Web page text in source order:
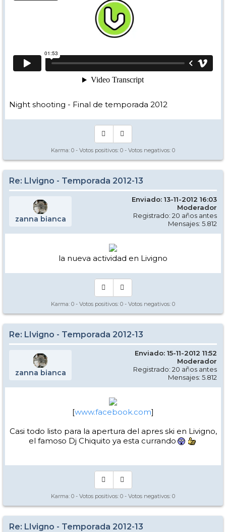
Night shooting - Final de temporada 2012
Karma: 0 - Votos positivos: 0 - Votos negativos: 0
Re: LIvigno - Temporada 2012-13
zanna bianca
Enviado: 13-11-2012 16:03
Moderador
Registrado: 20 años antes
Mensajes: 5.812
la nueva actividad en Livigno
Karma: 0 - Votos positivos: 0 - Votos negativos: 0
Re: LIvigno - Temporada 2012-13
zanna bianca
Enviado: 15-11-2012 11:52
Moderador
Registrado: 20 años antes
Mensajes: 5.812
[www.facebook.com]
Casi todo listo para la apertura del apres ski en Livigno,
el famoso Dj Chiquito ya esta currando
Karma: 0 - Votos positivos: 0 - Votos negativos: 0
Re: LIvigno - Temporada 2012-13